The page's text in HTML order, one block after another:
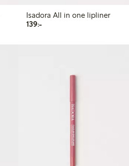
Isadora All in one lipliner
139:-139,00 kr